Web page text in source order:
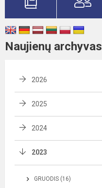
Naujienų archyvas
2026
2025
2024
2023
GRUODIS (16)